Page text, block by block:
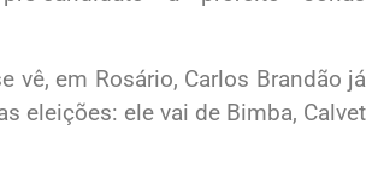
vê, em Rosário, Carlos Brandão já
eleições: ele vai de Bimba, Calvet